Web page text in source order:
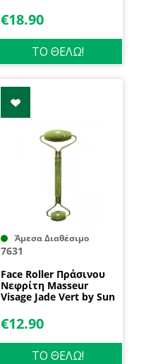
€18.90
ΤΟ ΘΕΛΩ!
Άμεσα Διαθέσιμο
7631
Face Roller Πράσινου
Nεφρίτη Masseur
Visage Jade Vert by Sun
€12.90
ΤΟ ΘΕΛΩ!